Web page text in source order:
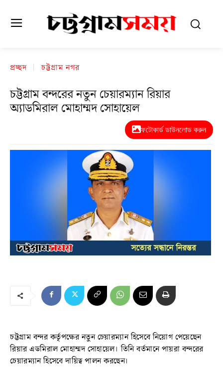
প্রচ্ছদ চট্টগ্রাম নগর
চট্টগ্রাম বন্দরের নতুন চেয়ারম্যান রিয়ার
অ্যাডমিরাল মোহাম্মদ সোহায়েল
ফটোকার্ড ডাউনলোড করুন
চট্টগ্রাম বন্দর কর্তৃপক্ষের নতুন চেয়ারম্যান হিসেবে নিয়োগ পেয়েছেন
রিয়ার এডমিরাল মোহাম্মদ সোহায়েল। তিনি বর্তমানে পায়রা বন্দরের
চেয়ারম্যান হিসেবে দায়িত্ব পালন করছেন।